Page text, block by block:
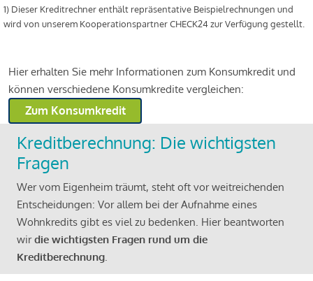
1) Dieser Kreditrechner enthält repräsentative Beispielrechnungen und
wird von unserem Kooperationspartner CHECK24 zur Verfügung gestellt.
Hier erhalten Sie mehr Informationen zum Konsumkredit und
können verschiedene Konsumkredite vergleichen:
Zum Konsumkredit
Kreditberechnung: Die wichtigsten
Fragen
Wer vom Eigenheim träumt, steht oft vor weitreichenden
Entscheidungen: Vor allem bei der Aufnahme eines
Wohnkredits gibt es viel zu bedenken. Hier beantworten
wirdie wichtigsten Fragen rund um die
Kreditberechnung.